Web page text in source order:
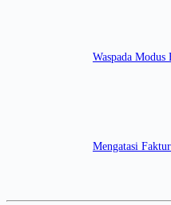
Waspada
Mengatasi